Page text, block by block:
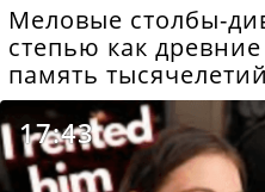
Меловые столбы-
степью как
память
17:43